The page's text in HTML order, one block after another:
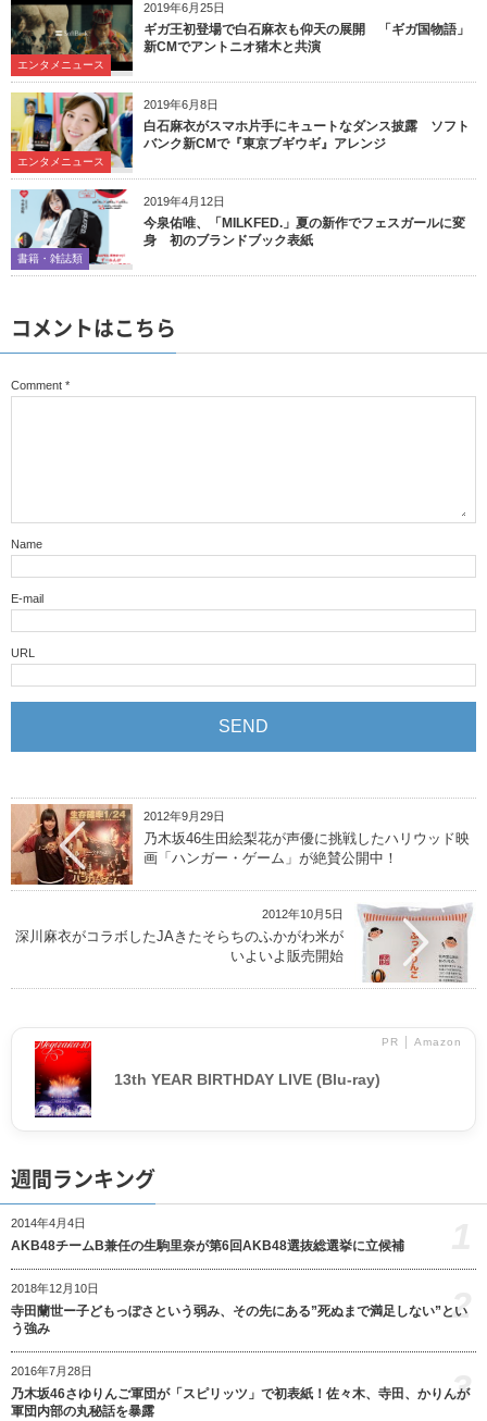
2019年6月25日
エンタメニュース
ギガ王初登場で白石麻衣も仰天の展開 「ギガ国物語」
新CMでアントニオ猪木と共演
2019年6月8日
エンタメニュース
白石麻衣がスマホ片手にキュートなダンス披露 ソフト
バンク新CMで『東京ブギウギ』アレンジ
2019年4月12日
書籍・雑誌類
今泉佑唯、「MILKFED.」夏の新作でフェスガールに変
身 初のブランドブック表紙
コメントはこちら
Comment *
Name
E-mail
URL
2012年9月29日
乃木坂46生田絵梨花が声優に挑戦したハリウッド映
画「ハンガー・ゲーム」が絶賛公開中！
2012年10月5日
深川麻衣がコラボしたJAきたそらちのふかがわ米が
いよいよ販売開始
PR │ Amazon
13th YEAR BIRTHDAY LIVE (Blu-ray)
週間ランキング
2014年4月4日
AKB48チームB兼任の生駒里奈が第6回AKB48選抜総選挙に立候補
2018年12月10日
寺田蘭世ー子どもっぽさという弱み、その先にある”死ぬまで満足しない”とい
う強み
2
2016年7月28日
乃木坂46さゆりんご軍団が「スピリッツ」で初表紙！佐々木、寺田、かりんが
軍団内部の丸秘話を暴露
3